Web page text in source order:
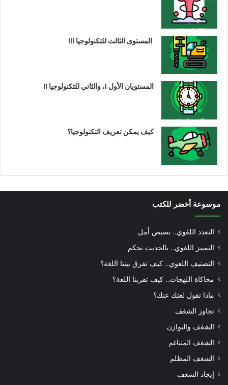
المستوى الثالث للتكنولوجيا III
المستويان الأول I، والثاني للتكنولوجيا II
كيف يمكن تعريف التكنولوجيا؟
موسوعة أخضر للكتب
التعدد اللغوي.. بصيص أمل
التمييز اللغوي.. بالحديث نحكم
التصنيف اللغوي.. كيف تفرق بيننا اللغة؟
محاكاة اللهجات.. كيف تقربنا اللغة؟
ماذا تقول لغتك عنك؟
تجاوز الشغف
الشغف والتوازن
الشغف المتناغم
الشغف المظلم
إيجاد الشغف